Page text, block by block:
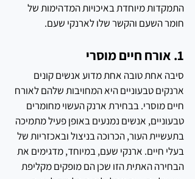
התמקדות מיוחדת באיכויות המדהימות של
חומר השעם והקשר שלו לארנקי שעם.
1. אורח חיים מוסרי
סיבה אחת טובה אחת מדוע אנשים קונים
ארנקים טבעוניים היא המחויבות שלהם לאורח
חיים מוסרי. בבחירת ארנק העשוי מחומרים
טבעוניים, אנשים נמנעים באופן פעיל מתמיכה
בתעשיית העור, הכרוכה בניצול ובאכזריות של
בעלי חיים. ארנקי שעם, במיוחד, מדגימים את
הבחירה האתית הזו שכן הם מופקים מקליפת